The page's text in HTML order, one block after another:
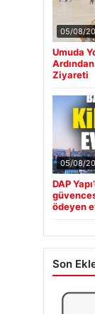
05/08/
Umuda
Ziyareti
05/08/
DAP
ödeyen
Son